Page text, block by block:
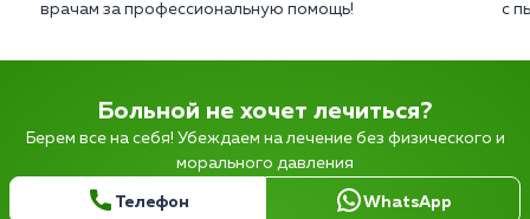
врачам за профессиональную помощь!
с
Больной не хочет лечиться?
Берем все на себя! Убеждаем на лечение без физического и
морального давления
Телефон WhatsApp